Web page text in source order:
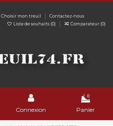
Choisir mon treuil
Contactez-nous
Liste de souhaits (0) Comparateur (0)
Connexion
0
Panier